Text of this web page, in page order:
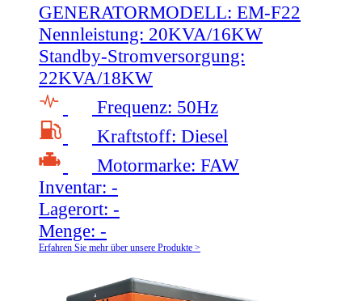
GENERATORMODELL: EM-F22
Nennleistung: 20KVA/16KW
Standby-Stromversorgung:
22KVA/18KW
Frequenz: 50Hz
Kraftstoff: Diesel
Motormarke: FAW
Inventar: -
Lagerort: -
Menge: -
Erfahren Sie mehr über unsere Produkte >